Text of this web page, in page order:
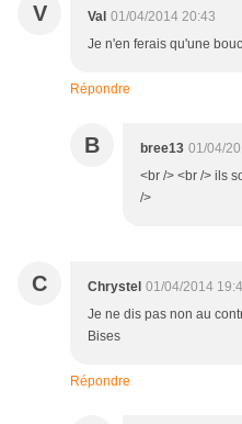
V Val 01/04/2014 20:43
Je n'en ferais qu'une
Répondre
B bree13 01/04/
<br /> <br /> ils
/>
C Chrystel 01/04/2014
Je ne dis pas non au
Bises
Répondre